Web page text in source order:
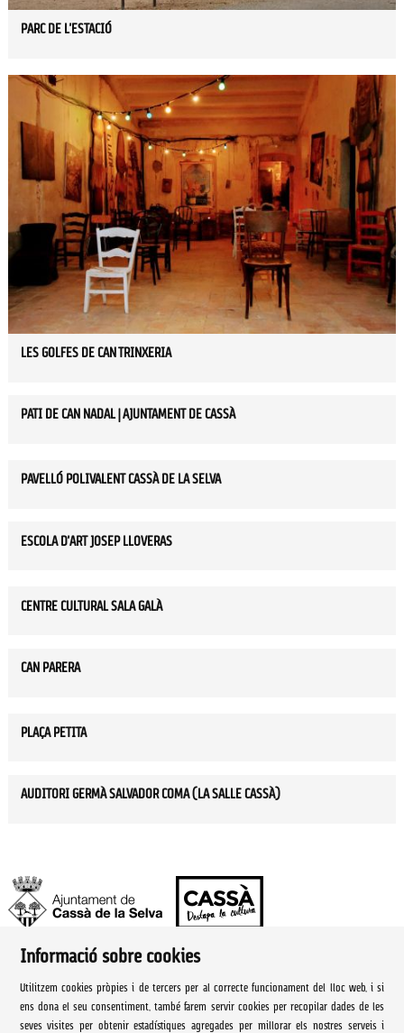
PARC DE L'ESTACIÓ
LES GOLFES DE CAN TRINXERIA
PATI DE CAN NADAL | AJUNTAMENT DE CASSÀ
PAVELLÓ POLIVALENT CASSÀ DE LA SELVA
ESCOLA D'ART JOSEP LLOVERAS
CENTRE CULTURAL SALA GALÀ
CAN PARERA
PLAÇA PETITA
AUDITORI GERMÀ SALVADOR COMA (LA SALLE CASSÀ)
Ajuntament de Cassà de la Selva | Àrea de cultura
Rambla Onze de Setembre, 107
Informació sobre cookies
Utilitzem cookies pròpies i de tercers per al correcte funcionament del lloc web, i si
ens dona el seu consentiment, també farem servir cookies per recopilar dades de les
seves visites per obtenir estadístiques agregades per millorar els nostres serveis i